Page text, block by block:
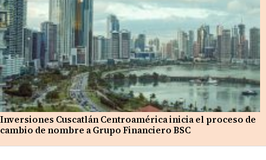
Inversiones Cuscatlán Centroamérica inicia el proceso de
cambio de nombre a Grupo Financiero BSC